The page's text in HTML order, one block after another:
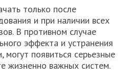
только после
и при наличии всех
В противном случае
эффекта и устранения
могут появиться серьезные
жизненно важных систем.